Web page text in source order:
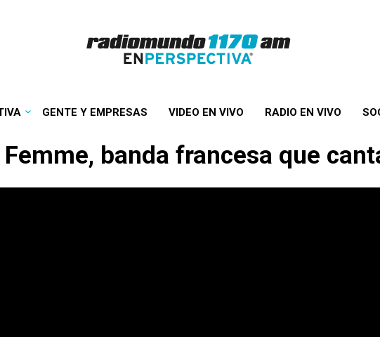
GENTE Y EMPRESAS VIDEO EN VIVO RADIO EN VIVO
banda francesa que